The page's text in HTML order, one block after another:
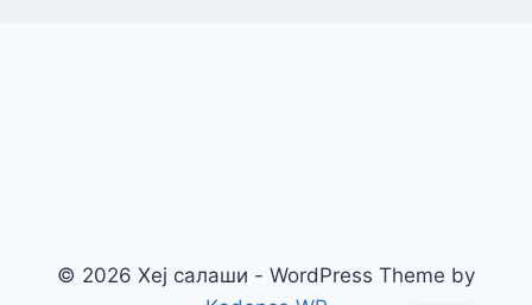
© 2026 Хеј салаши - WordPress Theme by